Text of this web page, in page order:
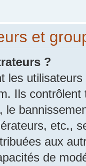
et
?
les
Ils
le
etc.,
aux
de